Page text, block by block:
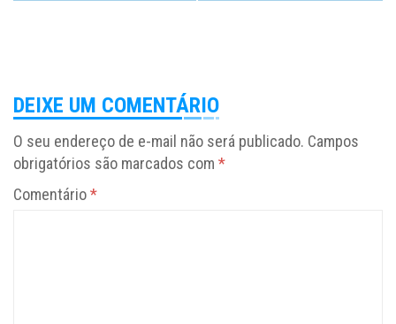
DEIXE UM COMENTÁRIO
O seu endereço de e-mail não será publicado. Campos
obrigatórios são marcados com *
Comentário*